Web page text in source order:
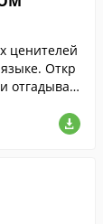
ценителей
Откр
отгадывай